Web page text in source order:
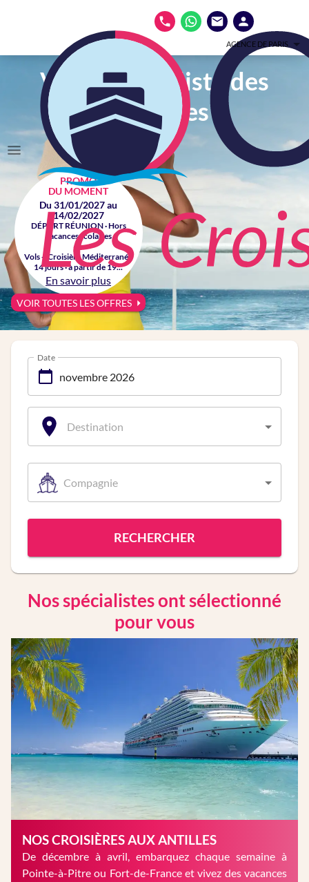
AGENCE DE PARIS
Votre spécialiste des
croisières
PROMO
DU MOMENT
Du 31/01/2027 au
14/02/2027
DÉPART RÉUNION · Hors
vacances scolaires
Vols + Croisière Méditerranée
14 jours · à partir de 19...
En savoir plus
VOIR TOUTES LES OFFRES
Date
Destination
Compagnie
RECHERCHER
Nos spécialistes ont sélectionné
pour vous
NOS CROISIÈRES AUX ANTILLES
De décembre à avril, embarquez chaque semaine à
Pointe-à-Pitre ou Fort-de-France et vivez des vacances